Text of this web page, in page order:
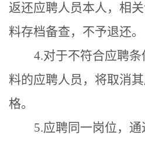
返还应聘人员本人，相
料存档备查，不予退还。
4.对于不符合应聘
料的应聘人员，将取消
格。
5.应聘同一岗位，